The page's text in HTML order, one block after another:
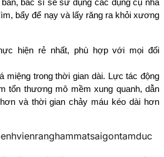
bác sĩ sẽ sử dụng các dụng cụ nha
bẩy để nạy và lấy răng ra khỏi xương
hiện rẻ nhất, phù hợp với mọi đối
miệng trong thời gian dài. Lực tác động
tổn thương mô mềm xung quanh, dẫn
và thời gian chảy máu kéo dài hơn